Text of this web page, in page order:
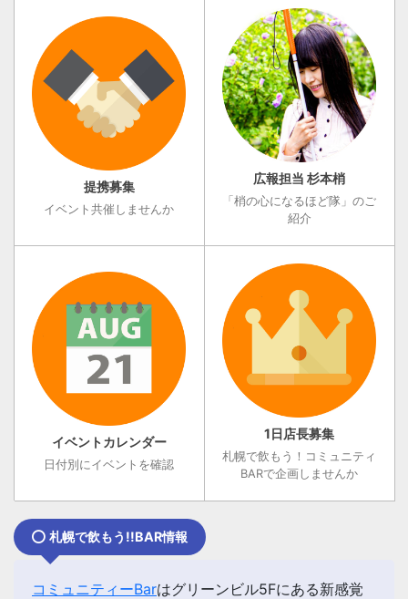
提携募集
イベント共催しませんか
広報担当 杉本梢
「梢の心になるほど隊」のご
紹介
イベントカレンダー
日付別にイベントを確認
1日店長募集
札幌で飲もう！コミュニティ
BARで企画しませんか
札幌で飲もう!!BAR情報
コミュニティーBarはグリーンビル5Fにある新感覚